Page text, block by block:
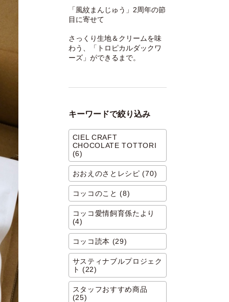
「風紋まんじゅう」2周年の節
目に寄せて
さっくり生地＆クリームを味
わう、「トロピカルダックワ
ーズ」ができるまで。
キーワードで絞り込み
CIEL CRAFT
CHOCOLATE TOTTORI
(6)
おおえのさとレシピ (70)
コッコのこと (8)
コッコ愛情飼育係たより
(4)
コッコ読本 (29)
サスティナブルプロジェク
ト (22)
スタッフおすすめ商品
(25)